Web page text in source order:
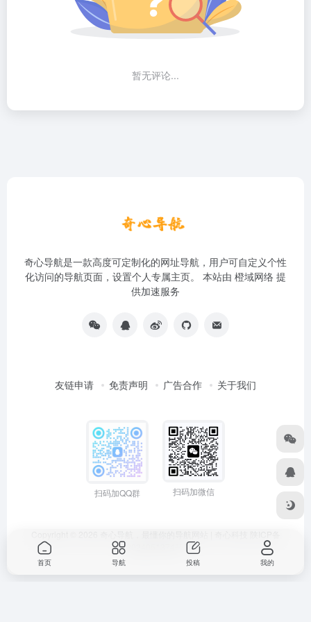
暂无评论...
奇心导航是一款高度可定制化的网址导航，用户可自定义个性
化访问的导航页面，设置个人专属主页。 本站由 橙域网络 提
供加速服务
友链申请 免责声明 广告合作 关于我们
扫码加QQ群 扫码加微信
首页 导航 投稿 我的